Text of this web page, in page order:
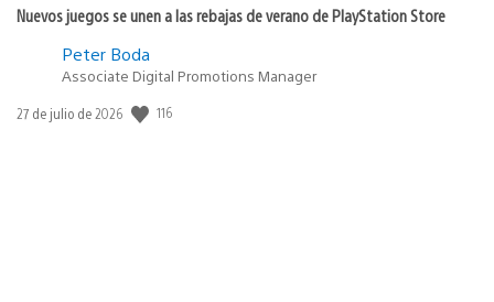
Nuevos juegos se unen a las rebajas de verano de PlayStation Store
Peter Boda
Associate Digital Promotions Manager
Fecha
27 de julio de 2026 116